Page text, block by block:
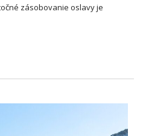
zásobovanie oslavy je